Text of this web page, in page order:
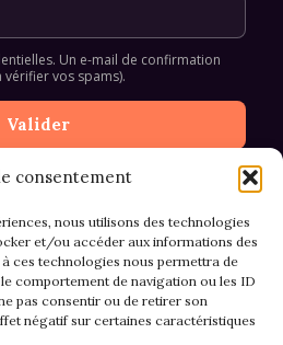
consentement
nous utilisons des technologies
et/ou accéder aux informations des
ces technologies nous permettra de
comportement de navigation ou les ID
pas consentir ou de retirer son
négatif sur certaines caractéristiques
Un e-mail de confirmation
vérifier vos spams).
et Retours